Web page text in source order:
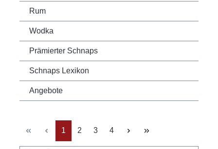
Rum
Wodka
Prämierter Schnaps
Schnaps Lexikon
Angebote
Seite
1 Seite
2 Seite
3 Seite
4